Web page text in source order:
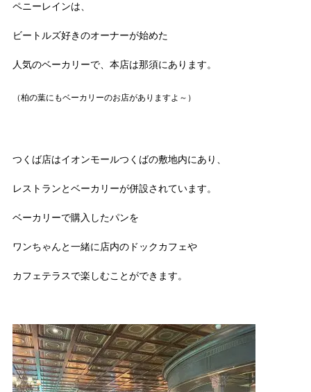
ペニーレインは、
ビートルズ好きのオーナーが始めた
人気のベーカリーで、本店は那須にあります。
（柏の葉にもベーカリーのお店がありますよ～）
つくば店はイオンモールつくばの敷地内にあり、
レストランとベーカリーが併設されています。
ベーカリーで購入したパンを
ワンちゃんと一緒に店内のドックカフェや
カフェテラスで楽しむことができます。